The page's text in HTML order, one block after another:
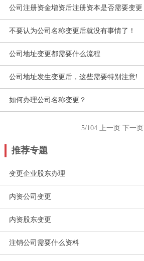
公司注册资金增资后注册资本是否需要变更
不要认为公司名称变更后就没有事情了！
公司地址变更都需要什么流程
公司地址发生变更后，这些需要特别注意!
如何办理公司名称变更？
5/104 上一页 下一页
推荐专题
变更企业股东办理
内资公司变更
内资股东变更
注销公司需要什么资料